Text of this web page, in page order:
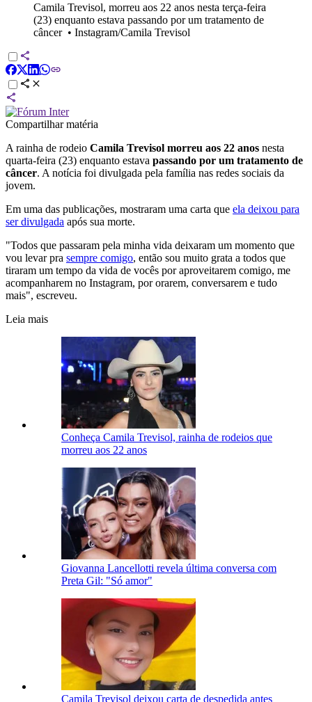
Camila Trevisol, morreu aos 22 anos nesta terça-feira
(23) enquanto estava passando por um tratamento de
câncer• Instagram/Camila Trevisol
Compartilhar matéria
A rainha de rodeio Camila Trevisol morreu aos 22 anos nesta
quarta-feira (23) enquanto estava passando por um tratamento de
câncer. A notícia foi divulgada pela família nas redes sociais da
jovem.
Em uma das publicações, mostraram uma carta que ela deixou para
ser divulgada após sua morte.
"Todos que passaram pela minha vida deixaram um momento que
vou levar pra sempre comigo, então sou muito grata a todos que
tiraram um tempo da vida de vocês por aproveitarem comigo, me
acompanharem no Instagram, por orarem, conversarem e tudo
mais", escreveu.
Leia mais
Conheça Camila Trevisol, rainha de rodeios que
morreu aos 22 anos
Giovanna Lancellotti revela última conversa com
Preta Gil: "Só amor"
Camila Trevisol deixou carta de despedida antes